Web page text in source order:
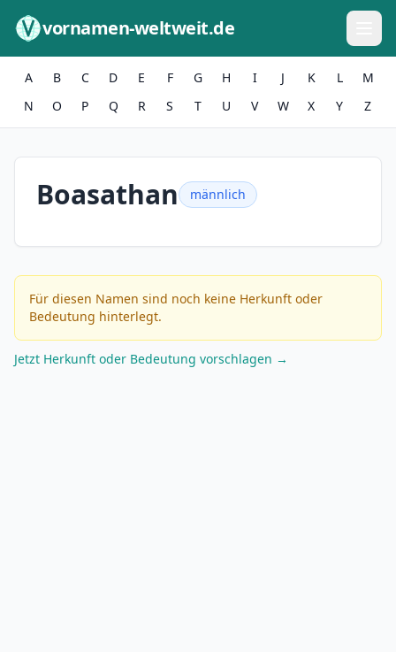
vornamen-weltweit.de
A B C D E F G H I J K L
M
N
O P Q R S T U V W X Y Z
Boasathan männlich
Für diesen Namen sind noch keine Herkunft oder
Bedeutung hinterlegt.
Jetzt Herkunft oder Bedeutung vorschlagen →